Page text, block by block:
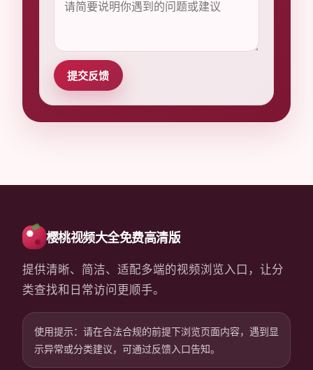
提交反馈
樱桃视频大全免费高清版
提供清晰、简洁、适配多端的视频浏览入口，让分
类查找和日常访问更顺手。
使用提示：请在合法合规的前提下浏览页面内容，遇到显
示异常或分类建议，可通过反馈入口告知。